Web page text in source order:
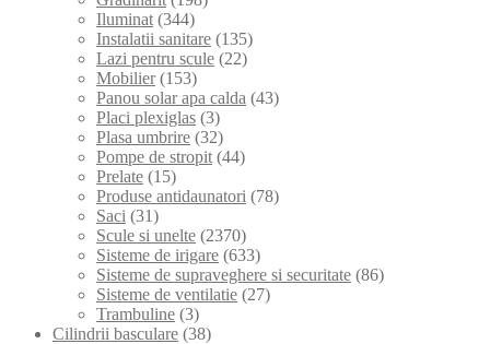
Iluminat (344)
Instalatii sanitare (135)
Lazi pentru scule (22)
Mobilier (153)
Panou solar apa calda (43)
Placi plexiglas (3)
Plasa umbrire (32)
Pompe de stropit (44)
Prelate (15)
Produse antidaunatori (78)
Saci (31)
Scule si unelte (2370)
Sisteme de irigare (633)
Sisteme de supraveghere si securitate (86)
Sisteme de ventilatie (27)
Trambuline (3)
Cilindrii basculare (38)